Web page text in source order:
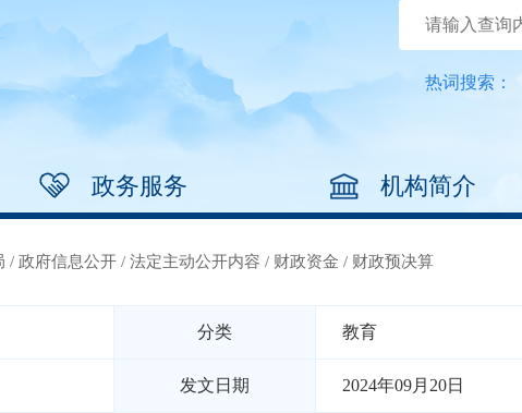
热词搜索：
政务服务 机构简介
/ 政府信息公开 / 法定主动公开内容 / 财政资金 / 财政预决算
分类 教育
发文日期 2024年09月20日